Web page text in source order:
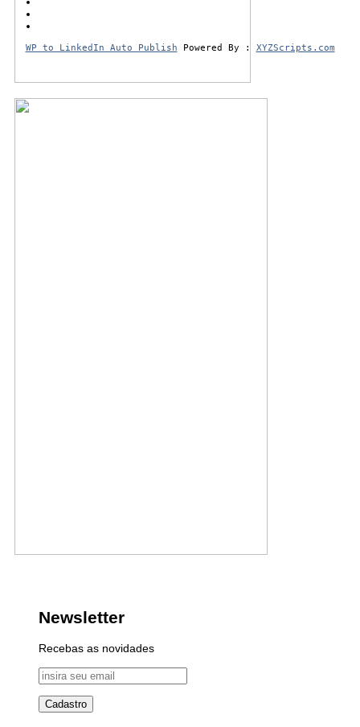
Newsletter
Recebas as novidades
WP to LinkedIn Auto Publish Powered By : XYZScripts.com